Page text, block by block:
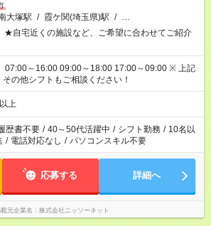
大塚駅 / 霞ケ関(埼玉県)駅 / …
自宅近くの施設など、ご希望に合わせてご紹介
07:00～16:00 09:00～18:00 17:00～09:00 ※ 上記
の他シフトもご相談ください！
上
歴書不要 / 40～50代活躍中 / シフト勤務 / 10名以
/ 電話対応なし / パソコンスキル不要
応募する 詳細へ
元企業名 株式会社ニッソーネット